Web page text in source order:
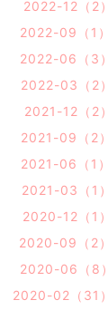
2022-12（2）
2022-09（1）
2022-06（3）
2022-03（2）
2021-12（2）
2021-09（2）
2021-06（1）
2021-03（1）
2020-12（1）
2020-09（2）
2020-06（8）
2020-02（31）